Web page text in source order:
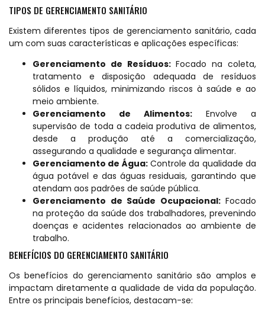
TIPOS DE GERENCIAMENTO SANITÁRIO
Existem diferentes tipos de gerenciamento sanitário, cada
um com suas características e aplicações específicas:
Gerenciamento de Resíduos:Focado na coleta,
tratamento e disposição adequada de resíduos
sólidos e líquidos, minimizando riscos à saúde e ao
meio ambiente.
Gerenciamento de Alimentos: Envolve a
supervisão de toda a cadeia produtiva de alimentos,
desde a produção até a comercialização,
assegurando a qualidade e segurança alimentar.
Gerenciamento de Água:Controle da qualidade da
água potável e das águas residuais, garantindo que
atendam aos padrões de saúde pública.
Gerenciamento de Saúde Ocupacional:Focado
na proteção da saúde dos trabalhadores, prevenindo
doenças e acidentes relacionados ao ambiente de
trabalho.
BENEFÍCIOS DO GERENCIAMENTO SANITÁRIO
Os benefícios do gerenciamento sanitário são amplos e
impactam diretamente a qualidade de vida da população.
Entre os principais benefícios, destacam-se: